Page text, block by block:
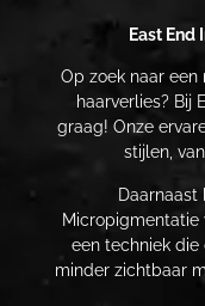
East End
Op zoek naar
haarverlies? Bij
graag! Onze
stijlen,
Micropigmentatie
een techniek die
minder zichtbaar